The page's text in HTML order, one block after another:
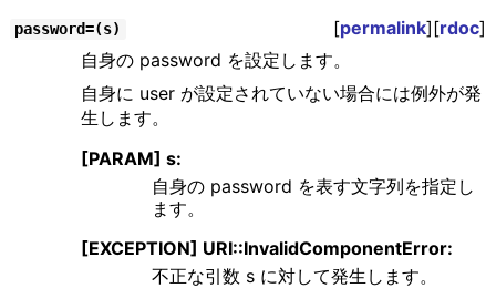
password=(s) [permalink][rdoc]
自身の password を設定します。
自身に user が設定されていない場合には例外が発
生します。
[PARAM] s:
自身の password を表す文字列を指定し
ます。
[EXCEPTION] URI::InvalidComponentError:
不正な引数 s に対して発生します。